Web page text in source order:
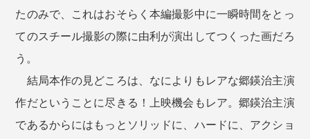
たのみで、これはおそらく本編撮影中に一瞬時間をとっ
てのスチール撮影の際に由利が演出してつくった画だろ
う。
結局本作の見どころは、なによりもレアな郷鍈治主演
作だということに尽きる！上映機会もレア。郷鍈治主演
であるからにはもっとソリッドに、ハードに、アクショ